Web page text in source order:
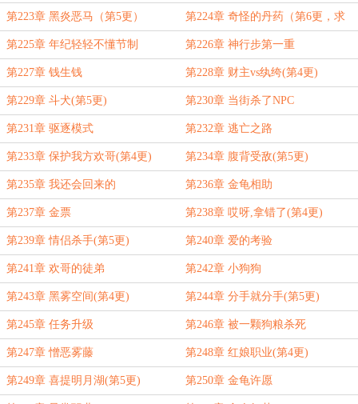
第223章 黑炎恶马（第5更） 第224章 奇怪的丹药（第6更，求
票）
第225章 年纪轻轻不懂节制 第226章 神行步第一重
第227章 钱生钱 第228章 财主vs纨绔(第4更)
第229章 斗犬(第5更) 第230章 当街杀了NPC
第231章 驱逐模式 第232章 逃亡之路
第233章 保护我方欢哥(第4更) 第234章 腹背受敌(第5更)
第235章 我还会回来的 第236章 金龟相助
第237章 金票 第238章 哎呀,拿错了(第4更)
第239章 情侣杀手(第5更) 第240章 爱的考验
第241章 欢哥的徒弟 第242章 小狗狗
第243章 黑雾空间(第4更) 第244章 分手就分手(第5更)
第245章 任务升级 第246章 被一颗狗粮杀死
第247章 憎恶雾藤 第248章 红娘职业(第4更)
第249章 喜提明月湖(第5更) 第250章 金龟许愿